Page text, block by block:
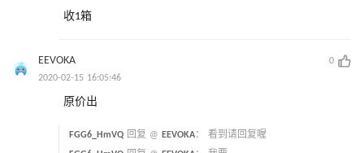
收1箱
EEVOKA
0
2020-02-15 16:05:46
原价出
FGG6_HmVQ 回复 @ EEVOKA： 看到请回复喔